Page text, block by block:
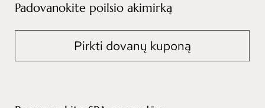
Padovanokite poilsio akimirką
Pirkti dovanų kuponą